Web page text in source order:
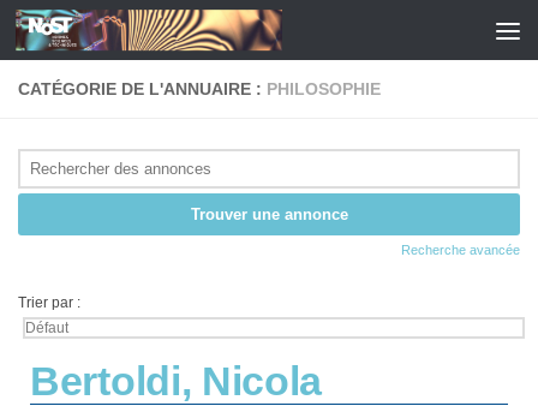
Skip to content
CATÉGORIE DE L'ANNUAIRE : PHILOSOPHIE
Recherche avancée
Trier par :
Bertoldi, Nicola